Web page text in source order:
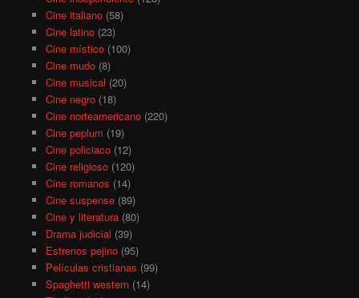
Cine italiano(58)
Cine latino(23)
Cine místico(100)
Cine mudo(8)
Cine musical (20)
Cine negro(18)
Cine norteamericano(220)
Cine peplum (19)
Cine policiaco(12)
Cine religioso(120)
Cine romanos (14)
Cine suspense(89)
Cine y literatura(80)
Drama judicial (39)
Estrenos pejino(95)
Películas cristianas (99)
Spaghetti western(14)